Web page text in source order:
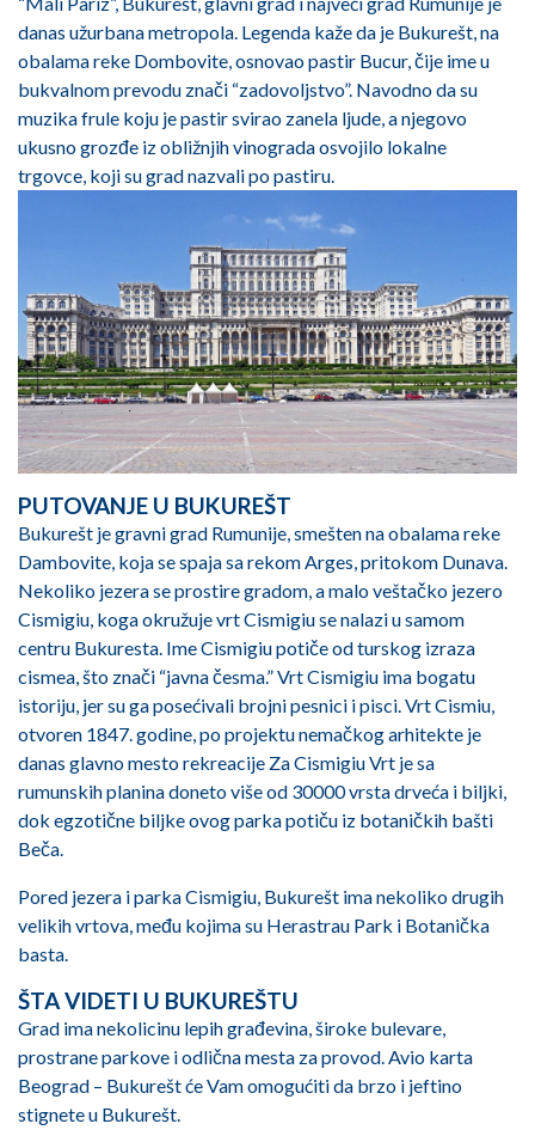
danas užurbana metropola. Legenda kaže da je Bukurešt, na
obalama reke Dombovite, osnovao pastir Bucur, čije ime u
bukvalnom prevodu znači “zadovoljstvo”. Navodno da su
muzika frule koju je pastir svirao zanela ljude, a njegovo
ukusno grozđe iz obližnjih vinograda osvojilo lokalne
trgovce, koji su grad nazvali po pastiru.
PUTOVANJE U BUKUREŠT
Bukurešt je gravni grad Rumunije, smešten na obalama reke
Dambovite, koja se spaja sa rekom Arges, pritokom Dunava.
Nekoliko jezera se prostire gradom, a malo veštačko jezero
Cismigiu, koga okružuje vrt Cismigiu se nalazi u samom
centru Bukuresta. Ime Cismigiu potiče od turskog izraza
cismea, što znači “javna česma.” Vrt Cismigiu ima bogatu
istoriju, jer su ga posećivali brojni pesnici i pisci. Vrt Cismiu,
otvoren 1847. godine, po projektu nemačkog arhitekte je
danas glavno mesto rekreacije Za Cismigiu Vrt je sa
rumunskih planina doneto više od 30000 vrsta drveća i biljki,
dok egzotične biljke ovog parka potiču iz botaničkih bašti
Beča.
Pored jezera i parka Cismigiu, Bukurešt ima nekoliko drugih
velikih vrtova, među kojima su Herastrau Park i Botanička
basta.
ŠTA VIDETI U BUKUREŠTU
Grad ima nekolicinu lepih građevina, široke bulevare,
prostrane parkove i odlična mesta za provod. Avio karta
Beograd – Bukurešt će Vam omogućiti da brzo i jeftino
stignete u Bukurešt.